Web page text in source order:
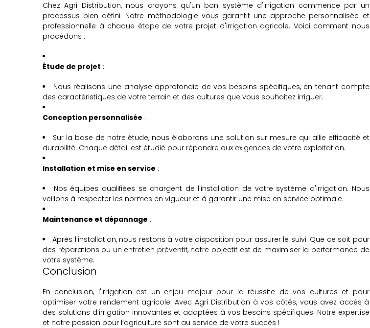
Chez Agri Distribution, nous croyons qu'un bon système d'irrigation commence par un
processus bien défini. Notre méthodologie vous garantit une approche personnalisée et
professionnelle à chaque étape de votre projet d'irrigation agricole. Voici comment nous
procédons :
Étude de projet :
Nous réalisons une analyse approfondie de vos besoins spécifiques, en tenant compte
des caractéristiques de votre terrain et des cultures que vous souhaitez irriguer.
Conception personnalisée :
Sur la base de notre étude, nous élaborons une solution sur mesure qui allie efficacité et
durabilité. Chaque détail est étudié pour répondre aux exigences de votre exploitation.
Installation et mise en service :
Nos équipes qualifiées se chargent de l'installation de votre système d'irrigation. Nous
veillons à respecter les normes en vigueur et à garantir une mise en service optimale.
Maintenance et dépannage :
Après l'installation, nous restons à votre disposition pour assurer le suivi. Que ce soit pour
des réparations ou un entretien préventif, notre objectif est de maximiser la performance de
votre système.
Conclusion
En conclusion, l'irrigation est un enjeu majeur pour la réussite de vos cultures et pour
optimiser votre rendement agricole. Avec Agri Distribution à vos côtés, vous avez accès à
des solutions d’irrigation innovantes et adaptées à vos besoins spécifiques. Notre expertise
et notre passion pour l’agriculture sont au service de votre succès !